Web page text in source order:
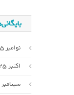
نوامبر 2025
اکتبر 2025
سپتامبر 2025